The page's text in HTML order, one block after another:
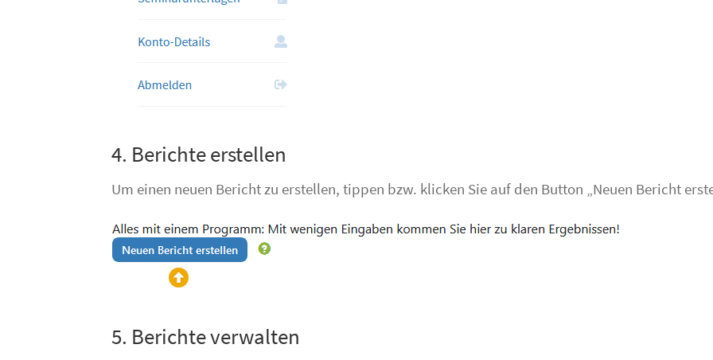
4. Berichte erstellen
Um einen neuen Bericht zu erstellen, tippen bzw. klicken Sie auf den Button „Neuen Bericht
5. Berichte verwalten